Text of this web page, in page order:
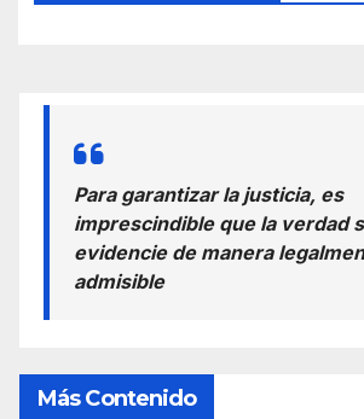
Para garantizar la justicia, es
imprescindible que la verdad
evidencie de manera
admisible
Más Contenido